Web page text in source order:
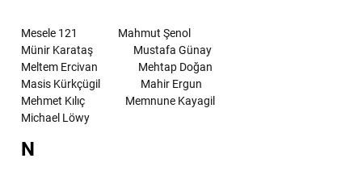
Mesele 121
Mahmut Şenol
Münir Karataş
Mustafa Günay
Meltem Ercivan
Mehtap Doğan
Masis Kürkçügil
Mahir Ergun
Mehmet Kılıç
Memnune Kayagil
Michael Löwy
N